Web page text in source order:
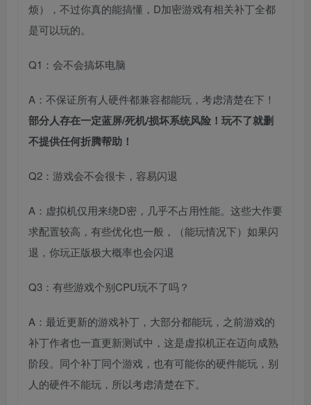
烦），不过你真的能搞懂，D加密游戏有相关补丁全都
是可以玩的。
Q1：会不会搞坏电脑
A：不保证所有人硬件都兼容都能玩，考虑清楚在下！
部分人存在一定蓝屏/死机/损坏系统风险！玩不了就删
不提供任何折腾帮助！
Q2：游戏会不会很卡，容易闪退
A：虚拟机仅用来绕D密，几乎不占用性能。这些大作要
求配置较高，有些优化也一般，（能玩情况下）如果闪
退，你玩正版极大概率也会闪退
Q3：有些游戏个别CPU玩不了吗？
A：最近更新的游戏补丁，大部分都能玩，之前游戏的
补丁作者也一直更新测试中，这是虚拟机正在迈向成熟
阶段。同个补丁同个游戏，也有可能你的硬件能玩，别
人的硬件不能玩，所以考虑清楚在下。